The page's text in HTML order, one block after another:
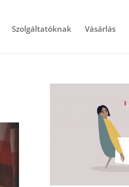
Szolgáltatóknak Vásárlás